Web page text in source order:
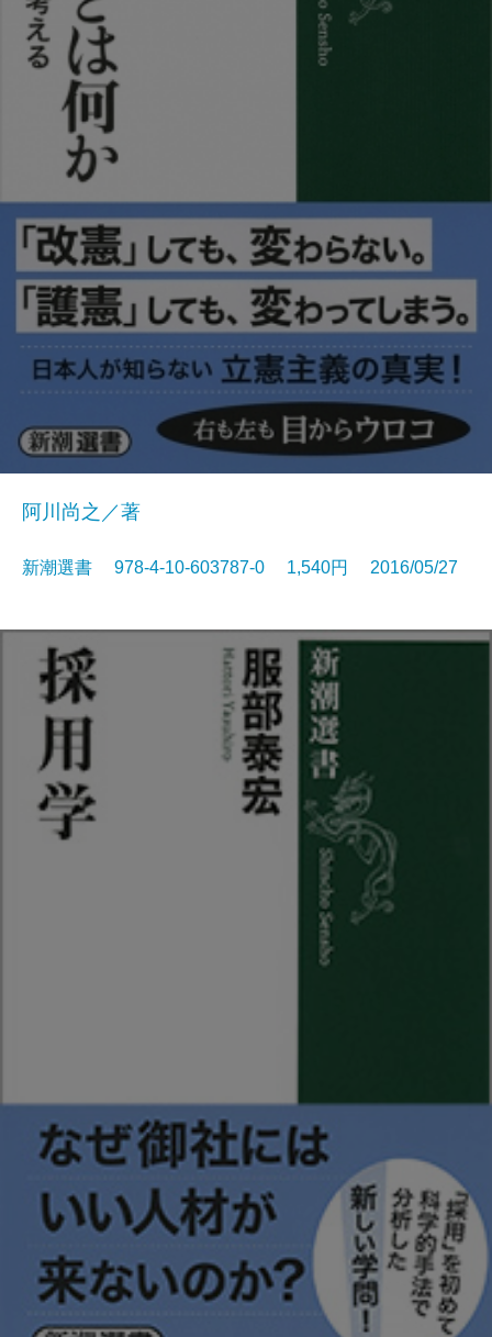
阿川尚之／著
新潮選書 978-4-10-603787-0 1,540円 2016/05/27